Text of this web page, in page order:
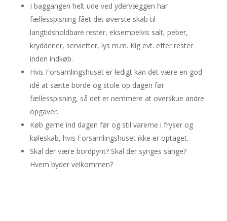
I baggangen helt ude ved ydervæggen har
fællesspisning fået det øverste skab til
langtidsholdbare rester, eksempelvis salt, peber,
krydderier, servietter, lys m.m. Kig evt. efter rester
inden indkøb.
Hvis Forsamlingshuset er ledigt kan det være en god
idé at sætte borde og stole op dagen før
fællesspisning, så det er nemmere at overskue andre
opgaver.
Køb gerne ind dagen før og stil varerne i fryser og
køleskab, hvis Forsamlingshuset ikke er optaget.
Skal der være bordpynt? Skal der synges sange?
Hvem byder velkommen?